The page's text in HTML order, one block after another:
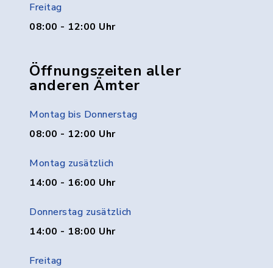
Freitag
08:00 - 12:00 Uhr
Öffnungszeiten aller
anderen Ämter
Montag bis Donnerstag
08:00 - 12:00 Uhr
Montag zusätzlich
14:00 - 16:00 Uhr
Donnerstag zusätzlich
14:00 - 18:00 Uhr
Freitag